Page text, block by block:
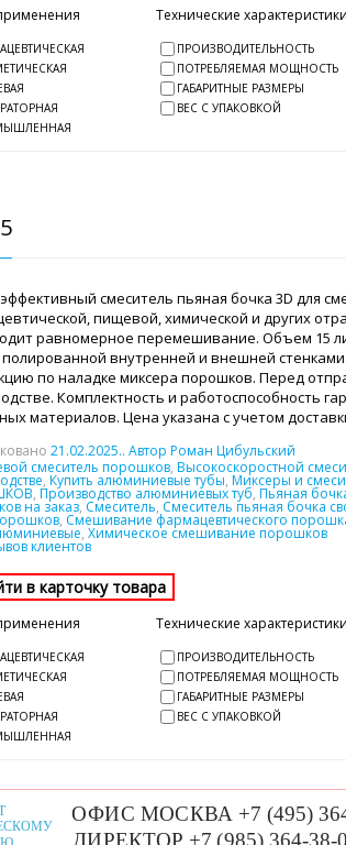
Технические характеристики
ПРОИЗВОДИТЕЛЬНОСТЬ
ПОТРЕБЛЯЕМАЯ МОЩНОСТЬ
ГАБАРИТНЫЕ РАЗМЕРЫ
ВЕС С УПАКОВКОЙ
смеситель пьяная бочка 3D для
пищевой, химической и других
равномерное перемешивание. Объем 15
полированной внутренней и внешней
по наладке миксера порошков. Перед
Комплектность и работоспособность
материалов. Цена указана с учетом
21.02.2025.. Автор Роман Цибульский
смеситель порошков, Высокоскоростной
, Купить алюминиевые тубы, Миксеры и
, Производство алюминиевых туб, Пьяная
на заказ, Смеситель, Смеситель пьяная бочка
, Смешивание фармацевтического
, Химическое смешивание порошков
клиентов
Технические характеристики
ПРОИЗВОДИТЕЛЬНОСТЬ
ПОТРЕБЛЯЕМАЯ МОЩНОСТЬ
ГАБАРИТНЫЕ РАЗМЕРЫ
ВЕС С УПАКОВКОЙ